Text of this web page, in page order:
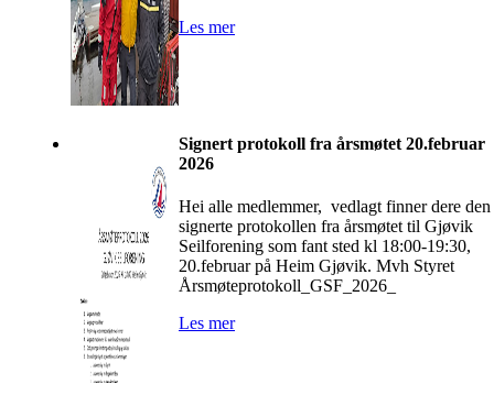
Les mer
Signert protokoll fra årsmøtet 20.februar
2026
Hei alle medlemmer, vedlagt finner dere den
signerte protokollen fra årsmøtet til Gjøvik
Seilforening som fant sted kl 18:00-19:30,
20.februar på Heim Gjøvik. Mvh Styret
Årsmøteprotokoll_GSF_2026_
Les mer